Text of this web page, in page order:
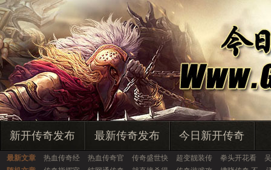
新开传奇发布 最新传奇发布 今日新开传奇
最新文章 热血传奇经 热血传奇官 传奇盛世快 超变靓装传 拳头开花看